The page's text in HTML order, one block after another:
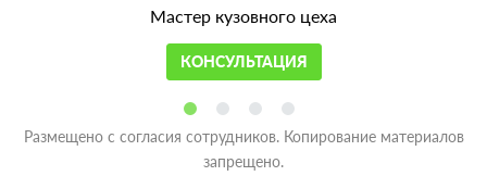
Мастер кузовного цеха
КОНСУЛЬТАЦИЯ
Размещено с согласия сотрудников. Копирование материалов
запрещено.